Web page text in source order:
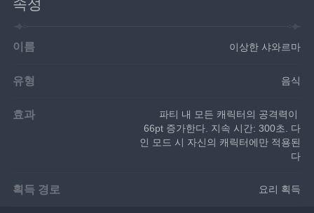
속성
이름 이상한 샤와르마
유형 음식
효과
파티 내 모든 캐릭터의 공격력이
66pt 증가한다. 지속 시간: 300초. 다
인 모드 시 자신의 캐릭터에만 적용된
다
획득 경로 요리 획득